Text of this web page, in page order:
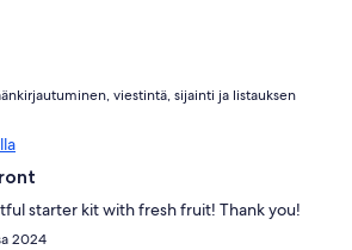
viestintä, sijainti ja listauksen
starter kit with fresh fruit! Thank you!
2024